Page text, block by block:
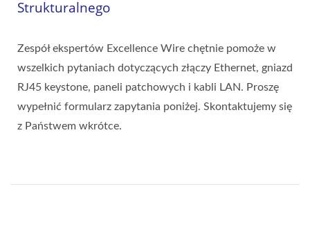
Strukturalnego
Zespół ekspertów Excellence Wire chętnie pomoże w
wszelkich pytaniach dotyczących złączy Ethernet, gniazd
RJ45 keystone, paneli patchowych i kabli LAN. Proszę
wypełnić formularz zapytania poniżej. Skontaktujemy się
z Państwem wkrótce.